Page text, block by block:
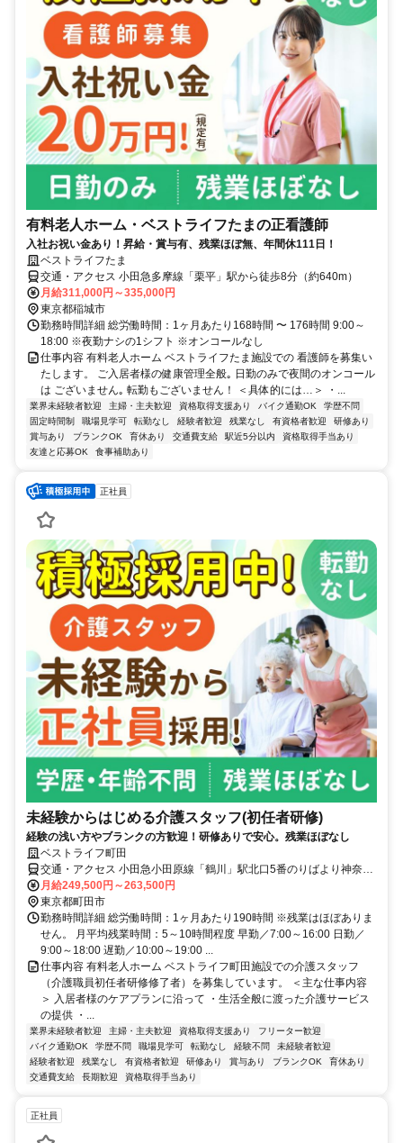
有料老人ホーム・ベストライフたまの正看護師
入社お祝い金あり！昇給・賞与有、残業ほぼ無、年間休111日！
ベストライフたま
交通・アクセス 小田急多摩線「栗平」駅から徒歩8分（約640m）
月給311,000円～335,000円
東京都稲城市
勤務時間詳細 総労働時間：1ヶ月あたり168時間 〜 176時間 9:00～
18:00 ※夜勤ナシの1シフト ※オンコールなし
仕事内容 有料老人ホーム ベストライフたま施設での 看護師を募集い
たします。 ご入居者様の健康管理全般｡ 日勤のみで夜間のオンコール
は ございません｡ 転勤もございません！ ＜具体的には…＞ ・...
業界未経験者歓迎 主婦・主夫歓迎 資格取得支援あり バイク通勤OK
学歴不問
固定時間制
職場見学可 転勤なし 経験者歓迎 残業なし 有資格者歓迎
研修あり
賞与あり
ブランクOK 育休あり 交通費支給 駅近5分以内
資格取得手当あり
友達と応募OK
食事補助あり
正社員
未経験からはじめる介護スタッフ(初任者研修)
経験の浅い方やブランクの方歓迎！研修ありで安心。残業ほぼなし
ベストライフ町田
交通・アクセス 小田急小田原線「鶴川」駅北口5番のりばより神奈中
バス・小田急バス「広袴中央」下車徒歩3分（約240m） 小田急小田
原線「鶴川」駅北口3番のりばより神奈中バス・小田急バス「給水塔
前」下車徒歩9分（約720m）
月給249,500円～263,500円
東京都町田市
勤務時間詳細 総労働時間：1ヶ月あたり190時間 ※残業はほぼありま
せん。 月平均残業時間：5～10時間程度 早勤／7:00～16:00 日勤／
9:00～18:00 遅勤／10:00～19:00 ...
仕事内容 有料老人ホーム ベストライフ町田施設での介護スタッフ
（介護職員初任者研修修了者）を募集しています。 ＜主な仕事内容
＞ 入居者様のケアプランに沿って ・生活全般に渡った介護サービス
の提供 ・...
業界未経験者歓迎 主婦・主夫歓迎 資格取得支援あり
フリーター歓迎
バイク通勤OK
学歴不問 職場見学可 転勤なし 経験不問
未経験者歓迎
経験者歓迎
残業なし 有資格者歓迎 研修あり 賞与あり ブランクOK
育休あり
交通費支給
長期歓迎 資格取得手当あり
正社員